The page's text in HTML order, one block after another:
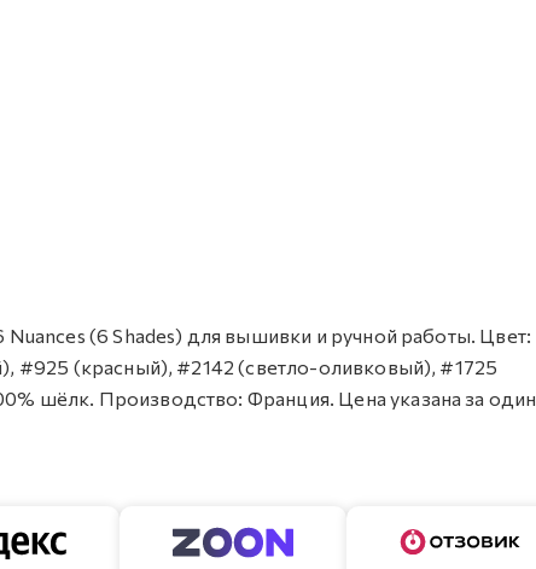
(6 Shades) для вышивки и ручной работы. Цвет:
#925 (красный), #2142 (светло-оливковый), #1725
шёлк. Производство: Франция. Цена указана за один